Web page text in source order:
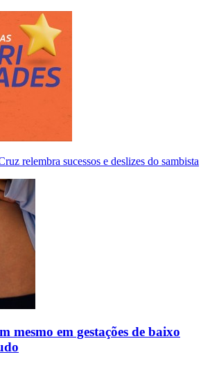
relembra sucessos e deslizes do sambista
mesmo em gestações de baixo